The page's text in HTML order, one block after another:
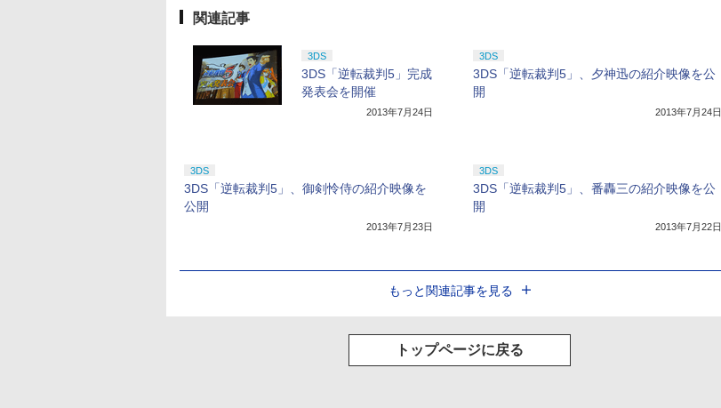
関連記事
3DS
3DS「逆転裁判5」完成
発表会を開催
2013年7月24日
3DS
3DS「逆転裁判5」、夕神迅の紹介映像を公
開
2013年7月24日
3DS
3DS「逆転裁判5」、御剣怜侍の紹介映像を
公開
2013年7月23日
3DS
3DS「逆転裁判5」、番轟三の紹介映像を公
開
2013年7月22日
もっと関連記事を見る
トップページに戻る